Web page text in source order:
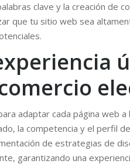
clave y la creación de
que tu sitio web sea
adaptar cada página web
la competencia y el perfil
de estrategias de
garantizando una